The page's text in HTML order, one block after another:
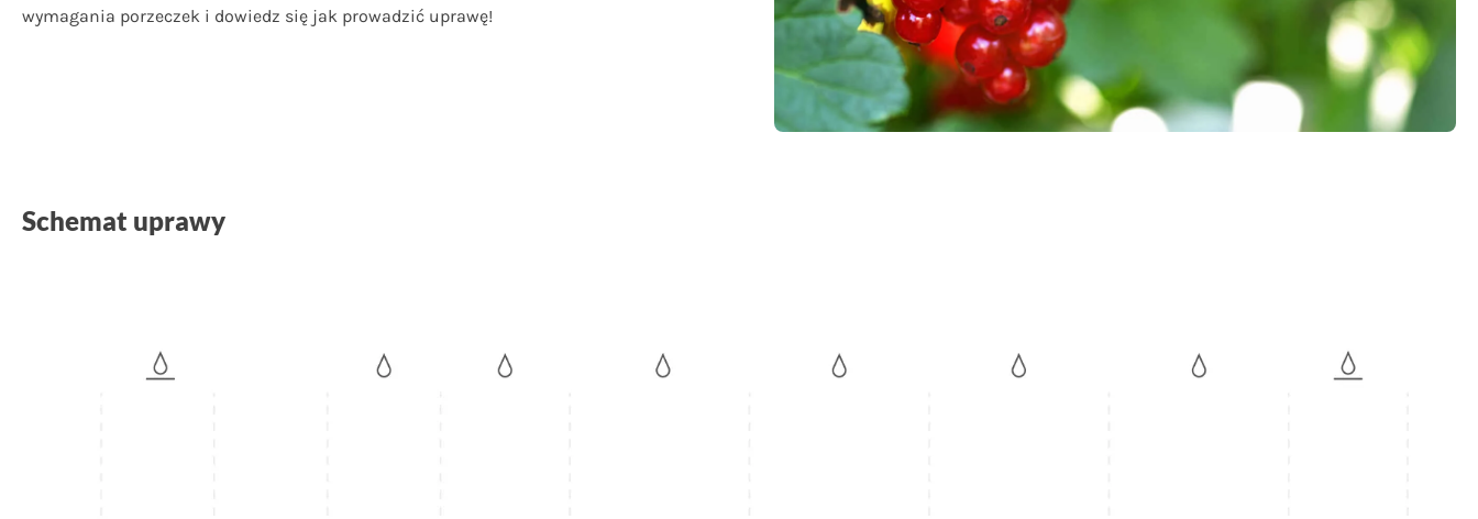
wymagania porzeczek i dowiedz się jak prowadzić uprawę!
Schemat uprawy